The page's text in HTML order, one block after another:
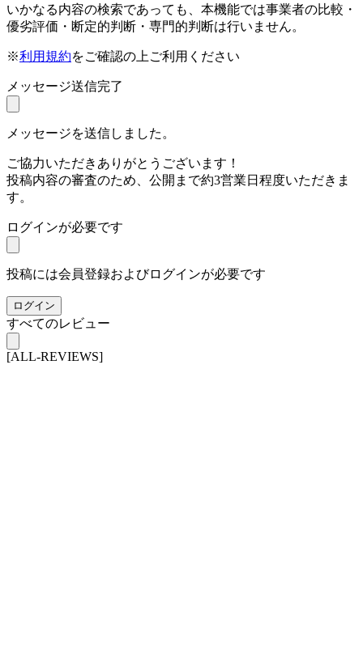
いかなる内容の検索であっても、本機能では事業者の比較・
優劣評価・断定的判断・専門的判断は行いません。
※利用規約をご確認の上ご利用ください
メッセージ送信完了
メッセージを送信しました。
ご協力いただきありがとうございます！
投稿内容の審査のため、公開まで約3営業日程度いただきま
す。
ログインが必要です
投稿には会員登録およびログインが必要です
ログイン
すべてのレビュー
[ALL-REVIEWS]